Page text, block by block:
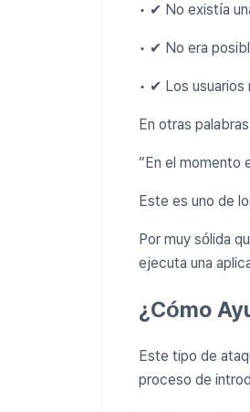
• ✔ No existía
• ✔ No era
• ✔ Los usuarios
En otras
“En el momento
Este es uno de
Por muy sólida
ejecuta una
¿Cómo
Este tipo de
proceso de